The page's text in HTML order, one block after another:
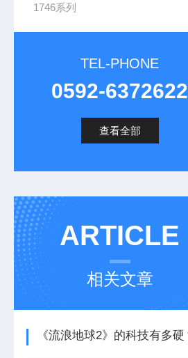
1746系列
TEL-PHONE
0592-6372622
查看全部
ARTICLE
相关文章